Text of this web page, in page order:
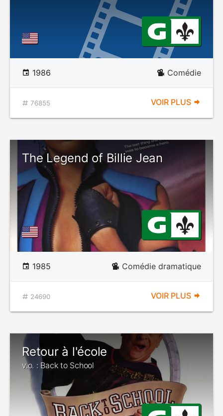
1986 Comédie
76855 VOIR PLUS
The Legend of Billie Jean
1985 Comédie dramatique
24690 VOIR PLUS
Retour à l'école
v.o. : Back to School